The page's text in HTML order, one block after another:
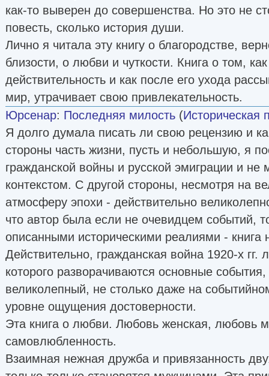
как-то выверен до совершенства. Но это не
повесть, сколько история души.
Лично я читала эту книгу о благородстве,
близости, о любви и чуткости. Книга о том,
действительность и как после его ухода
мир, утрачивает свою привлекательность.
Юрсенар: Последняя милость (Историческая
Я долго думала писать ли свою рецензию и
стороны часть жизни, пусть и небольшую, я
гражданской войны и русской эмиграции и не
контекстом. С другой стороны, несмотря на
атмосферу эпохи - действительно
что автор была если не очевидцем событий,
описанными историческими реалиями - книга
Действительно, гражданская война 1920-х
которого разворачиваются основные
великолепный, не столько даже на
уровне ощущения достоверности.
Эта книга о любви. Любовь женская, любовь
самовлюбленность.
Взаимная нежная дружба и привязанность